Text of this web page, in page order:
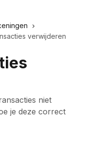
verwijderen
niet
je deze correct